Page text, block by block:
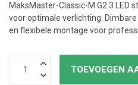
MaksMaster-Classic-M G2 3 LED
voor optimale verlichting.
en flexibele montage voor
TOEVOEGEN